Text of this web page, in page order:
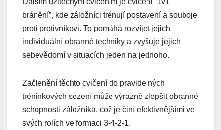
bránění”, kde záložníci trénují postavení a souboje
proti protivníkovi. To pomáhá rozvíjet jejich
individuální obranné techniky a zvyšuje jejich
sebevědomí v situacích jeden na jednoho.
Začlenění těchto cvičení do pravidelných
tréninkových sezení může výrazně zlepšit obranné
schopnosti záložníka, což je činí efektivnějšími ve
svých rolích ve formaci 3-4-2-1.